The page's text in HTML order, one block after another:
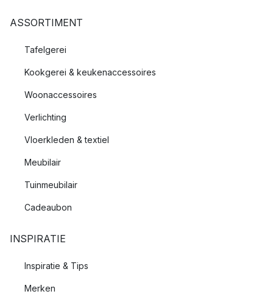
ASSORTIMENT
Tafelgerei
Kookgerei & keukenaccessoires
Woonaccessoires
Verlichting
Vloerkleden & textiel
Meubilair
Tuinmeubilair
Cadeaubon
INSPIRATIE
Inspiratie & Tips
Merken